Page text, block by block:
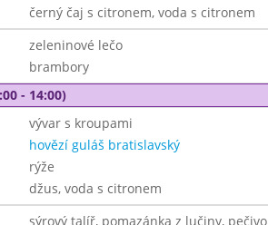
černý čaj s citronem, voda s citronem
zeleninové lečo
brambory
- 14:00)
vývar s kroupami
hovězí guláš bratislavský
rýže
džus, voda s citronem
sýrový talíř, pomazánka z lučiny, pečivo